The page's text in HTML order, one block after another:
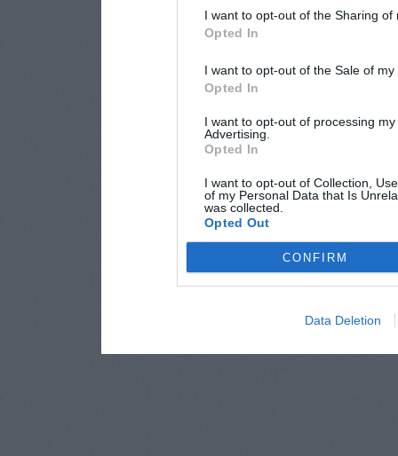
I want to opt-out of the Sharing of
Opted In
I want to opt-out of the Sale of
Opted In
I want to opt-out of processing
Advertising.
Opted In
I want to opt-out of Collection,
of my Personal Data that Is
was collected.
Opted Out
CONFIRM
Data Deletion